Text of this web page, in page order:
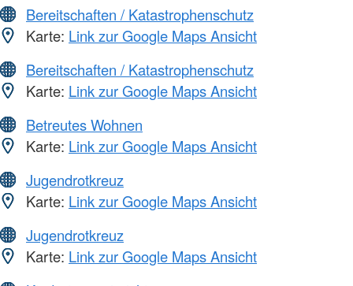
Bereitschaften / Katastrophenschutz
Karte: Link zur Google Maps Ansicht
Bereitschaften / Katastrophenschutz
Karte: Link zur Google Maps Ansicht
Betreutes Wohnen
Karte: Link zur Google Maps Ansicht
Jugendrotkreuz
Karte: Link zur Google Maps Ansicht
Jugendrotkreuz
Karte: Link zur Google Maps Ansicht